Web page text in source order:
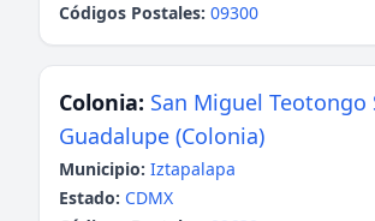
Códigos Postales: 09300
Colonia: San Miguel Teotongo
Guadalupe (Colonia)
Municipio: Iztapalapa
Estado: CDMX